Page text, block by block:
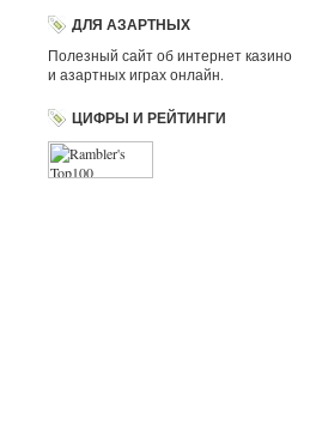
ДЛЯ АЗАРТНЫХ
Полезный сайт об интернет казино
и азартных играх онлайн.
ЦИФРЫ И РЕЙТИНГИ